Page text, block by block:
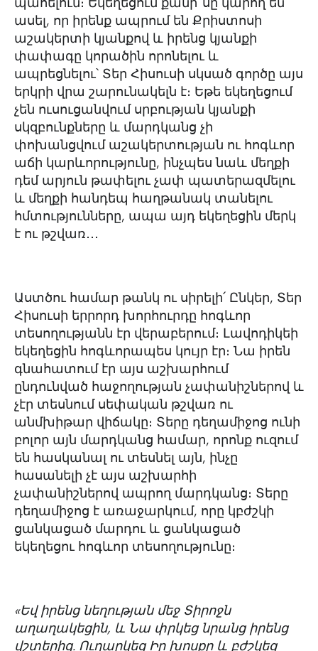
ասել, որ իրենք ապրում են Քրիստոսի
աշակերտի կյանքով և իրենց կյանքի
փափագը կորածին որոնելու և
ապրեցնելու՝ Տեր Հիսուսի սկսած գործը այս
երկրի վրա շարունակելն է։ Եթե եկեղեցում
չեն ուսուցանվում սրբության կյանքի
սկզբունքները և մարդկանց չի
փոխանցվում աշակերտության ու հոգևոր
աճի կարևորությունը, ինչպես նաև մեղքի
դեմ արյուն թափելու չափ պատերազմելու
և մեղքի հանդեպ հաղթանակ տանելու
հմտությունները, ապա այդ եկեղեցին մերկ
է ու թշվառ․․․
Աստծու համար թանկ ու սիրելի՛ Ընկեր, Տեր
Հիսուսի երրորդ խորհուրդը հոգևոր
տեսողությանն էր վերաբերում։ Լավոդիկեի
եկեղեցին հոգևորապես կույր էր։ Նա իրեն
գնահատում էր այս աշխարհում
ընդունված հաջողության չափանիշներով և
չէր տեսնում սեփական թշվառ ու
անմխիթար վիճակը։ Տերը դեղամիջոց ունի
բոլոր այն մարդկանց համար, որոնք ուզում
են հասկանալ ու տեսնել այն, ինչը
հասանելի չէ այս աշխարհի
չափանիշներով ապրող մարդկանց։ Տերը
դեղամիջոց է առաջարկում, որը կբժշկի
ցանկացած մարդու և ցանկացած
եկեղեցու հոգևոր տեսողությունը։
«Եվ իրենց նեղության մեջ Տիրոջն
աղաղակեցին, և Նա փրկեց նրանց իրենց
վշտերից. Ուղարկեց Իր խոսքը և բժշկեց